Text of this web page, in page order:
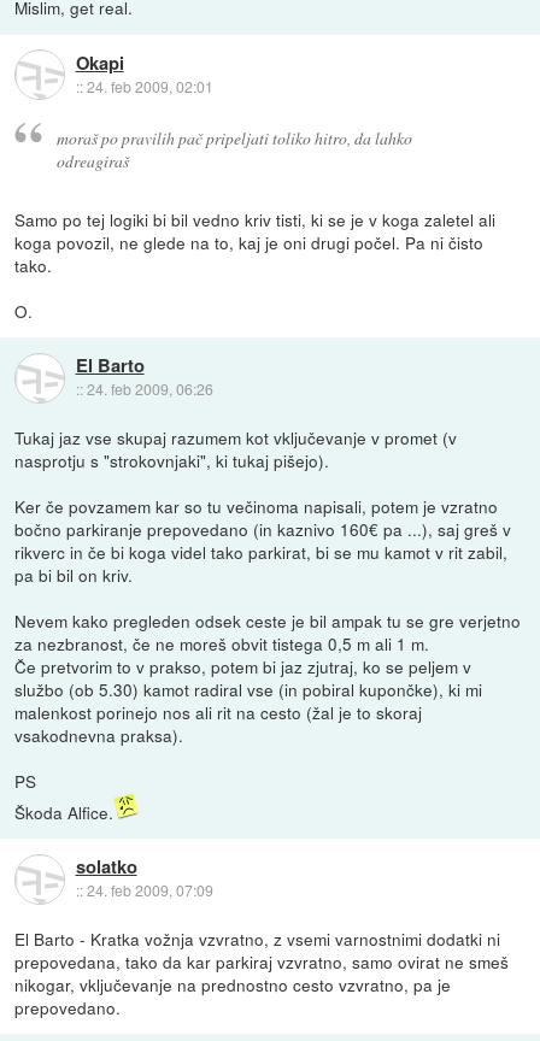
Mislim, get real.
Okapi
::24. feb 2009, 02:01
moraš po pravilih pač pripeljati toliko hitro, da lahko
odreagiraš
Samo po tej logiki bi bil vedno kriv tisti, ki se je v koga zaletel ali
koga povozil, ne glede na to, kaj je oni drugi počel. Pa ni čisto
tako.
O.
El Barto
::24. feb 2009, 06:26
Tukaj jaz vse skupaj razumem kot vključevanje v promet (v
nasprotju s "strokovnjaki", ki tukaj pišejo).
Ker če povzamem kar so tu večinoma napisali, potem je vzratno
bočno parkiranje prepovedano (in kaznivo 160€ pa ...), saj greš v
rikverc in če bi koga videl tako parkirat, bi se mu kamot v rit zabil,
pa bi bil on kriv.
Nevem kako pregleden odsek ceste je bil ampak tu se gre verjetno
za nezbranost, če ne moreš obvit tistega 0,5 m ali 1 m.
Če pretvorim to v prakso, potem bi jaz zjutraj, ko se peljem v
službo (ob 5.30) kamot radiral vse (in pobiral kupončke), ki mi
malenkost porinejo nos ali rit na cesto (žal je to skoraj
vsakodnevna praksa).
PS
Škoda Alfice.
solatko
::24. feb 2009, 07:09
El Barto - Kratka vožnja vzvratno, z vsemi varnostnimi dodatki ni
prepovedana, tako da kar parkiraj vzvratno, samo ovirat ne smeš
nikogar, vključevanje na prednostno cesto vzvratno, pa je
prepovedano.